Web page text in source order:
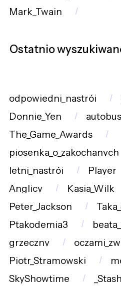
Mark_Twain
Ostatnio
odpowiedni_nastrój
Donnie_Yen
autobus
The_Game_Awards
piosenka_o_zakochanych
letni_nastrój
Player
Anglicy
Kasia_Wilk
Peter_Jackson
Ptakodemia3
grzeczny
Piotr_Stramowski
SkyShowtime